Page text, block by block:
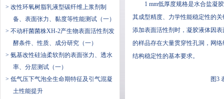
> 改性环氧树脂乳液型碳纤维上浆剂制
备、表面张力、黏度等性能测试（一）
> 不动杆菌菌株XH-2产生物表面活性剂发
酵条件、性质、成分研究（一）
> 氨基改性硅油柔软剂的表面张力、透水
率、分层测试（一）
> 低气压下气泡全生命期特征及引气混凝
土性能提升
1 mm低厚度规格是水合盐凝
其成型精度、力学性能稳定性的
添加表面活性剂时，凝胶液体因
的样品存在大量贯穿性孔洞，网
结构稳定性的基本要求。
图3